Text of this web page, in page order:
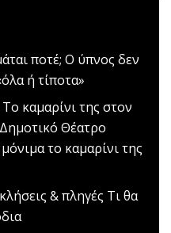
ποτέ; Ο ύπνος δεν
ή τίποτα»
καμαρίνι της στον
Θέατρο
το καμαρίνι της
& πληγές Τι θα